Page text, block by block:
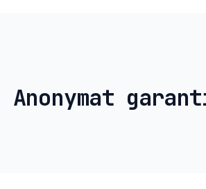
Anonymat